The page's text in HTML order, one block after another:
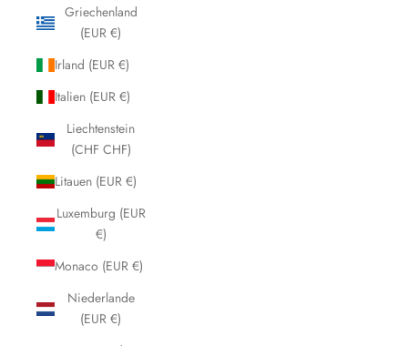
Griechenland
(EUR €)
Irland (EUR €)
Italien (EUR €)
Liechtenstein
(CHF CHF)
Litauen (EUR €)
Luxemburg (EUR
€)
Monaco (EUR €)
Niederlande
(EUR €)